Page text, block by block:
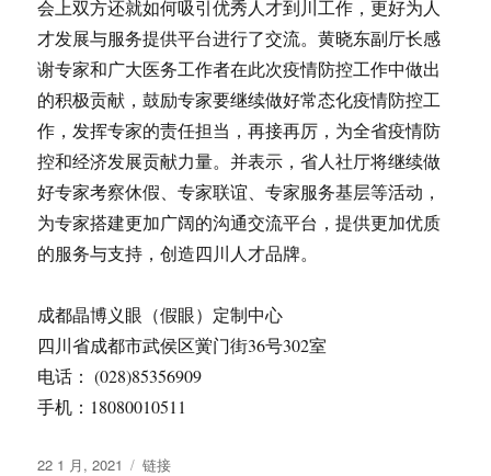
会上双方还就如何吸引优秀人才到川工作，更好为人
才发展与服务提供平台进行了交流。黄晓东副厅长感
谢专家和广大医务工作者在此次疫情防控工作中做出
的积极贡献，鼓励专家要继续做好常态化疫情防控工
作，发挥专家的责任担当，再接再厉，为全省疫情防
控和经济发展贡献力量。并表示，省人社厅将继续做
好专家考察休假、专家联谊、专家服务基层等活动，
为专家搭建更加广阔的沟通交流平台，提供更加优质
的服务与支持，创造四川人才品牌。
成都晶博义眼（假眼）定制中心
四川省成都市武侯区黉门街36号302室
电话： (028)85356909
手机：18080010511
发
22 1 月, 2021
格
链接